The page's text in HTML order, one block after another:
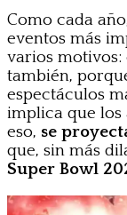
Como cada
eventos más
varios
también,
espectáculos
implica que los
eso, se
que, sin más
Super Bowl